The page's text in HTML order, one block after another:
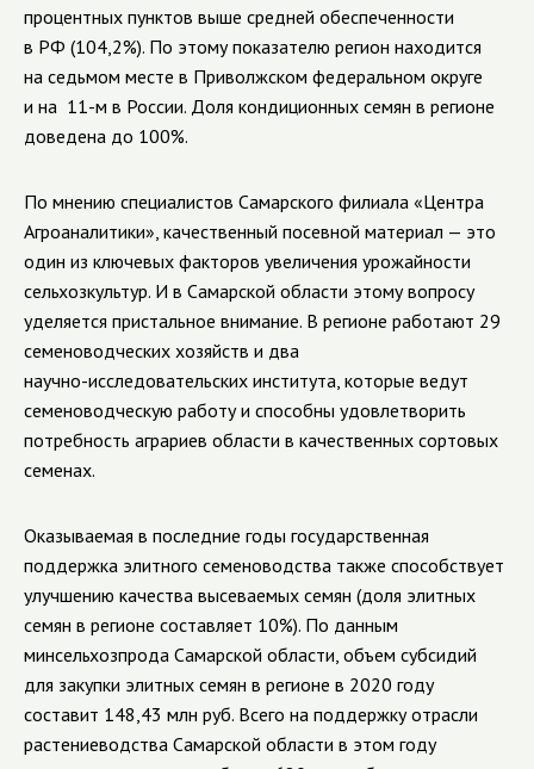
процентных пунктов выше средней обеспеченности
в РФ (104,2%). По этому показателю регион находится
на седьмом месте в Приволжском федеральном округе
и на 11-м в России. Доля кондиционных семян в регионе
доведена до 100%.
По мнению специалистов Самарского филиала «Центра
Агроаналитики», качественный посевной материал — это
один из ключевых факторов увеличения урожайности
сельхозкультур. И в Самарской области этому вопросу
уделяется пристальное внимание. В регионе работают 29
семеноводческих хозяйств и два
научно-исследовательских института, которые ведут
семеноводческую работу и способны удовлетворить
потребность аграриев области в качественных сортовых
семенах.
Оказываемая в последние годы государственная
поддержка элитного семеноводства также способствует
улучшению качества высеваемых семян (доля элитных
семян в регионе составляет 10%). По данным
минсельхозпрода Самарской области, объем субсидий
для закупки элитных семян в регионе в 2020 году
составит 148,43 млн руб. Всего на поддержку отрасли
растениеводства Самарской области в этом году